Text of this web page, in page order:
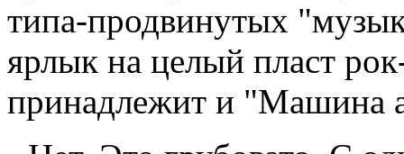
типа-продвинутых
ярлык на целый пласт
принадлежит и "Машина